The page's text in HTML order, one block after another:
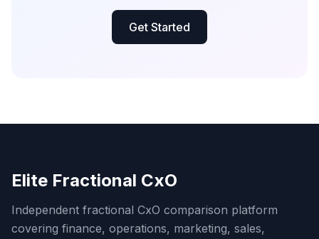
Get Started
Elite Fractional CxO
Independent fractional CxO comparison platform
covering finance, operations, marketing, sales,